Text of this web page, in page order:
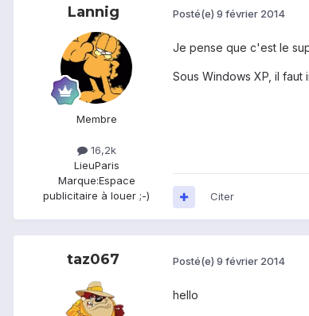
Lannig
Membre
16,2k
LieuParis
Marque:Espace
publicitaire à louer ;-)
Posté(e) 9 février 2014
Je pense que c'est le
Sous Windows XP, il faut
Citer
taz067 Posté(e) 9 février 2014
hello